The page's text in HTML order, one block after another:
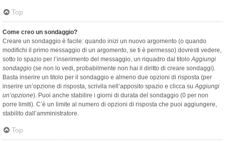
Top
Come creo un sondaggio?
Creare un sondaggio è facile: quando inizi un nuovo argomento (o quando
modifichi il primo messaggio di un argomento, se ti è permesso) dovresti vedere,
sotto lo spazio per l’inserimento del messaggio, un riquadro dal titoloAggiungi
sondaggio (se non lo vedi, probabilmente non hai il diritto di creare sondaggi).
Basta inserire un titolo per il sondaggio e almeno due opzioni di risposta (per
inserire un’opzione di risposta, scrivila nell’apposito spazio e clicca suAggiungi
un’opzione). Puoi anche stabilire i giorni di durata del sondaggio (0 per non
porre limiti). C’è un limite al numero di opzioni di risposta che puoi aggiungere,
stabilito dall’amministratore.
Top